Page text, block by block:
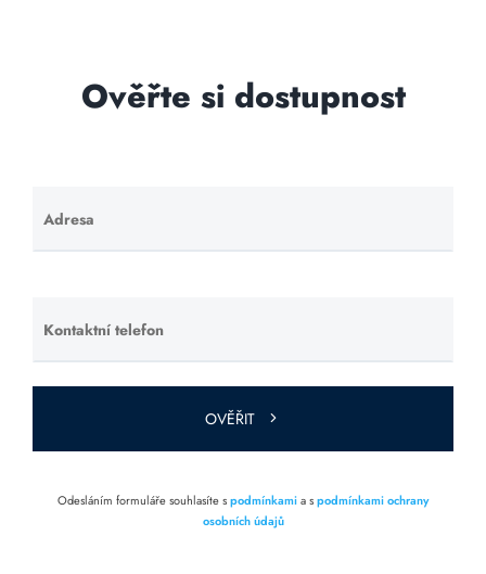
Ověřte si dostupnost
Adresa
Ponechte
toto pole
Kontaktní telefon
Ponechte
toto pole
prázdné.
OVĚŘIT
Odesláním formuláře souhlasíte spodmínkamia spodmínkami ochrany
osobních údajů